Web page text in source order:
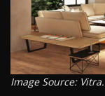
Image Source: Vitra.